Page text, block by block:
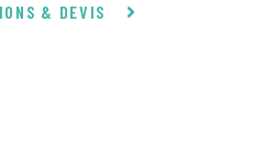
& DEVIS